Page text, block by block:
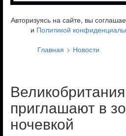
Авторизуясь на сайте, вы
и Политикой
Главная
Новости
приглашают в
ночевкой